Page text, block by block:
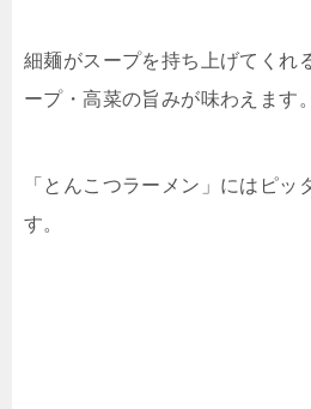
細麺がスープを持ち上げてくれ
ープ・高菜の旨みが味わえます。
「とんこつラーメン」にはピッ
す。